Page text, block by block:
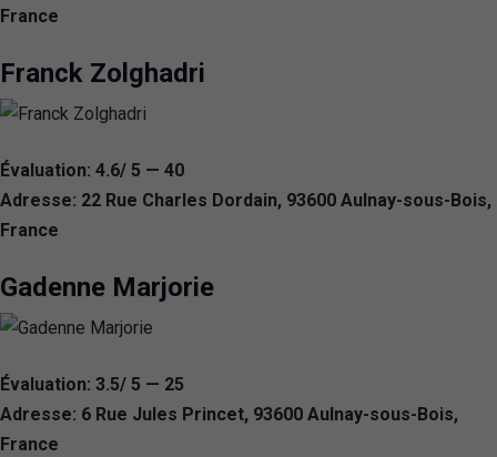
France
Franck Zolghadri
Évaluation: 4.6/ 5 — 40
Adresse: 22 Rue Charles Dordain, 93600 Aulnay-sous-Bois,
France
Gadenne Marjorie
Évaluation: 3.5/ 5 — 25
Adresse: 6 Rue Jules Princet, 93600 Aulnay-sous-Bois,
France